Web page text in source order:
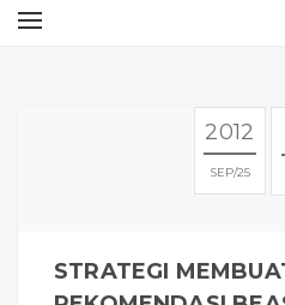
2012
SEP 25
STRATEGI